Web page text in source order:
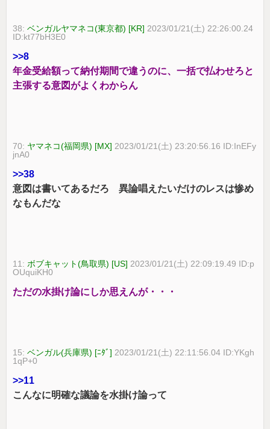
38:ベンガルヤマネコ(東京都) [KR] 2023/01/21(土) 22:26:00.24
ID:kt77bH3E0
>>8
年金受給額って納付期間で違うのに、一括で払わせろと
主張する意図がよくわからん
70: ヤマネコ(福岡県) [MX] 2023/01/21(土) 23:20:56.16 ID:InEFy
jnA0
>>38
意図は書いてあるだろ 異論唱えたいだけのレスは惨め
なもんだな
11: ボブキャット(鳥取県) [US] 2023/01/21(土) 22:09:19.49 ID:p
OUquiKH0
ただの水掛け論にしか思えんが・・・
15:ベンガル(兵庫県) [ﾆﾀﾞ] 2023/01/21(土) 22:11:56.04 ID:YKgh
1qP+0
>>11
こんなに明確な議論を水掛け論って